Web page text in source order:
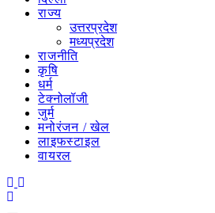
राज्य
उत्तरप्रदेश
मध्यप्रदेश
राजनीति
कृषि
धर्म
टेक्नोलॉजी
जुर्म
मनोरंजन / खेल
लाइफस्टाइल
वायरल